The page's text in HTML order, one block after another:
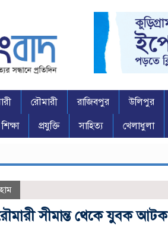
রৌমারী রাজিবপুর উলিপুর
শিক্ষা প্রযুক্তি সাহিত্য খেলাধুলা
সীমান্ত থেকে যুবক আটক